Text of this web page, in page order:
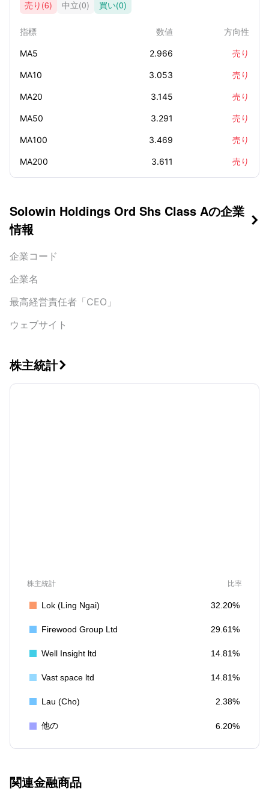
売り(6) 中立(0) 買い(0)
指標 数値 方向性
MA5 2.966 売り
MA10 3.053 売り
MA20 3.145 売り
MA50 3.291 売り
MA100 3.469 売り
MA200 3.611 売り
Solowin Holdings Ord Shs Class Aの企業
情報

企業コード
企業名
最高経営責任者「CEO」
ウェブサイト
株主統計
株主統計 比率
Lok (Ling Ngai) 32.20%
Firewood Group Ltd 29.61%
Well Insight ltd 14.81%
Vast space ltd 14.81%
Lau (Cho) 2.38%
他の 6.20%
関連金融商品